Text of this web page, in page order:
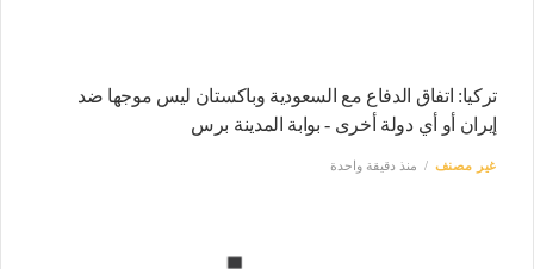
تركيا: اتفاق الدفاع مع السعودية وباكستان ليس موجها ضد
إيران أو أي دولة أخرى - بوابة المدينة برس
غير مصنف منذ دقيقة واحدة